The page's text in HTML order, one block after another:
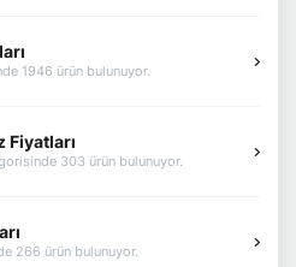
1946 ürün bulunuyor.
Fiyatları
303 ürün bulunuyor.
266 ürün bulunuyor.